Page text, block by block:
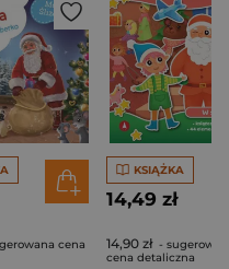
cena
KSIĄŻKA
14,49 zł
14,90 zł -
cena detaliczna